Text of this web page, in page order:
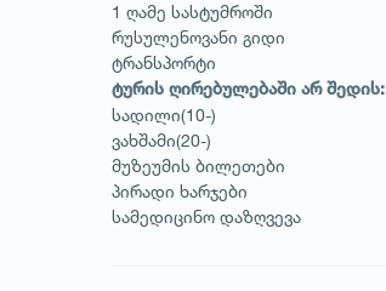
1 / 1
1 ღამე სასტუმროში
რუსულენოვანი გიდი
ტრანსპორტი
ტურის ღირებულებაში არ შედის:
სადილი(10-)
ვახშამი(20-)
მუზეუმის ბილეთები
პირადი ხარჯები
სამედიცინო დაზღვევა